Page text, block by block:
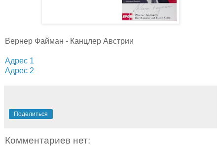
Вернер Файман - Канцлер Австрии
Адрес 1
Адрес 2
Поделиться
Комментариев нет: